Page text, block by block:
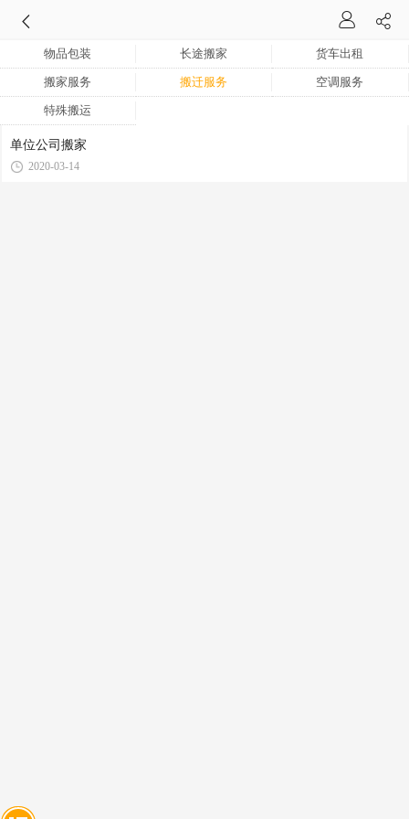
物品包装 长途搬家 货车出租
搬家服务 搬迁服务 空调服务
特殊搬运
单位公司搬家
2020-03-14